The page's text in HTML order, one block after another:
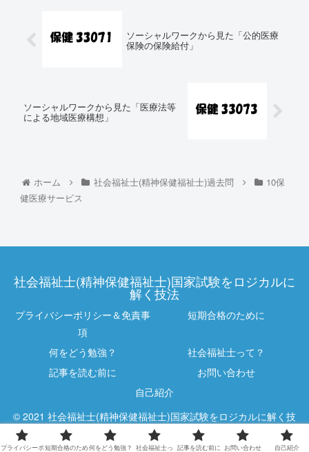
ソーシャルワークから見た「公的医療
保険の保険給付」
ソーシャルワークから見た「医療法等
による地域医療構想」
ホーム 社会福祉士(精神保健福祉士)過去問
10保
健医療サービス
社会福祉士(精神保健福祉士)国家試験をロジカルに
解く技法
プライバシーポリシー＆免責事
項
短期合格のために
何をどう勉強？
社会福祉士って？
記事を読む前に
お問い合わせ
自己紹介
© 2021 社会福祉士(精神保健福祉士)国家試験をロジカルに解く技
法.
プライバシーポ短期合格のため何をどう勉強？ 社会福祉士っ 記事を読む前に お問い合わせ 自己紹介